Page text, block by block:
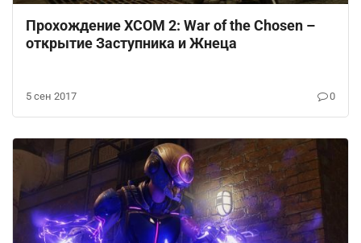
Прохождение XCOM 2: War of the Chosen –
открытие Заступника и Жнеца
5 сен 2017 0